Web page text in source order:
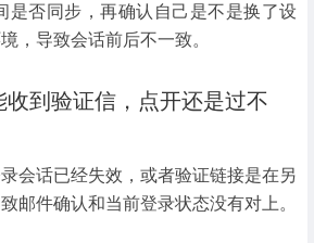
是否同步，再确认自己是不是换了设
，导致会话前后不一致。
收到验证信，点开还是过不
会话已经失效，或者验证链接是在另
邮件确认和当前登录状态没有对上。